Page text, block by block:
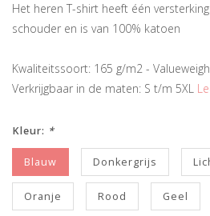
Het heren T-shirt heeft één
schouder en is van 100% katoen
Kwaliteitssoort: 165 g/m2 -
Verkrijgbaar in de maten: S t/m 5XL
Kleur: *
Blauw Donkergrijs
Oranje Rood Geel